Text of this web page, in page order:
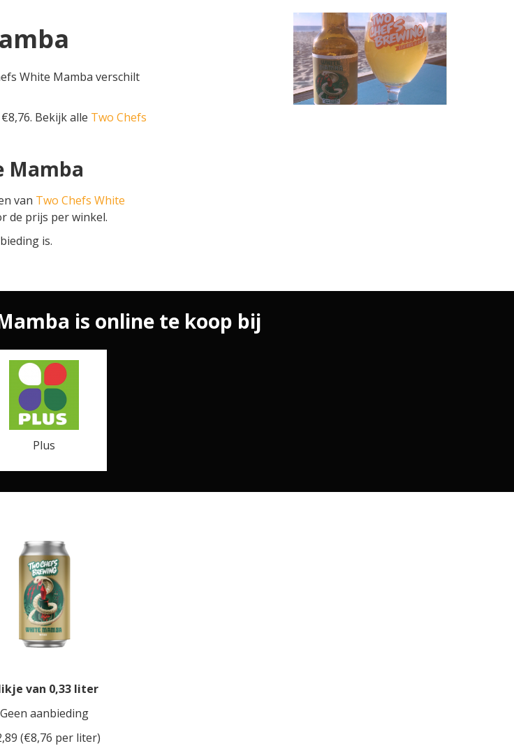
White Mamba verschilt
Bekijk alle Two Chefs
Mamba
van Two Chefs White
de prijs per winkel.
is.
is online te koop bij
Plus
van 0,33 liter
Geen aanbieding
(€8,76 per liter)